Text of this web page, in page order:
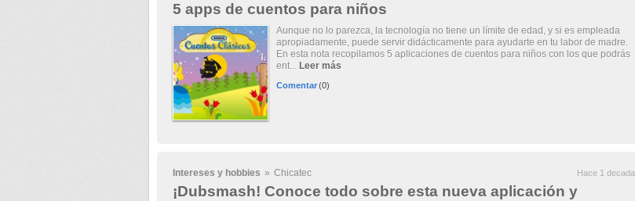
5 apps de cuentos para niños
Aunque no lo parezca, la tecnología no tiene un límite de edad, y si es empleada
apropiadamente, puede servir didácticamente para ayudarte en tu labor de madre.
En esta nota recopilamos 5 aplicaciones de cuentos para niños con los que podrás
ent... Leer más
Comentar (0)
Intereses y hobbies » Chicatec Hace 1 decada
¡Dubsmash! Conoce todo sobre esta nueva aplicación y